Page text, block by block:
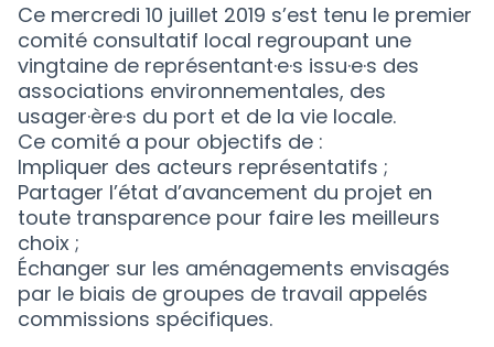
Ce mercredi 10 juillet 2019 s’est tenu le premier
comité consultatif local regroupant une
vingtaine de représentant·e·s issu·e·s des
associations environnementales, des
usager·ère·s du port et de la vie locale.
Ce comité a pour objectifs de :
Impliquer des acteurs représentatifs ;
Partager l’état d’avancement du projet en
toute transparence pour faire les meilleurs
choix ;
Échanger sur les aménagements envisagés
par le biais de groupes de travail appelés
commissions spécifiques.